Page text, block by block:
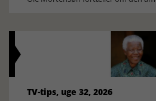
TV-tips, uge 32, 2026